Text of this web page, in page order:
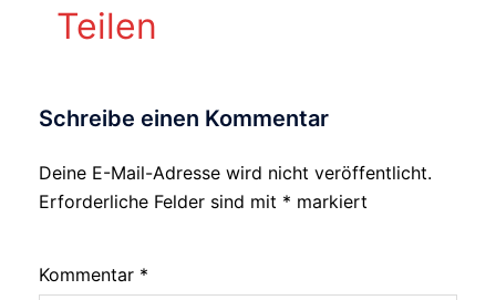
Teilen
Schreibe einen Kommentar
Deine E-Mail-Adresse wird nicht veröffentlicht.
Erforderliche Felder sind mit * markiert
Kommentar *
Alternative: